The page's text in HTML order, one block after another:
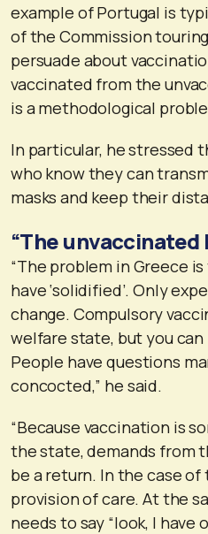
example of Portugal is
of the Commission
persuade about
vaccinated from the
is a methodological
In particular, he stressed
who know they can
masks and keep their
“The unvaccinated
“The problem in Greece
have ‘solidified’. Only
change. Compulsory
welfare state, but you
People have questions
concocted,” he said.
“Because vaccination is
the state, demands from
be a return. In the case
provision of care. At the
needs to say “look, I